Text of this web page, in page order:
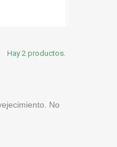
Hay 2 productos.
No